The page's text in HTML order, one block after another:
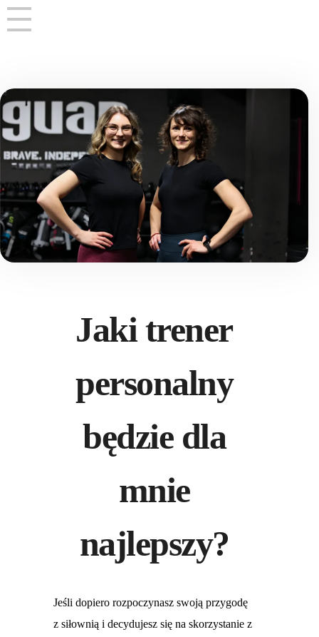
Jaki trener
personalny
będzie dla
mnie
najlepszy?
Jeśli dopiero rozpoczynasz swoją przygodę
z siłownią i decydujesz się na skorzystanie z